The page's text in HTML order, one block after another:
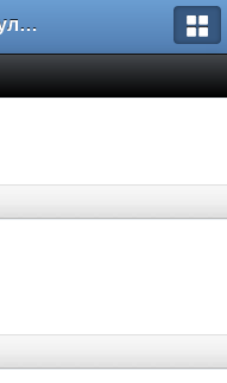
Форум "За рулем"